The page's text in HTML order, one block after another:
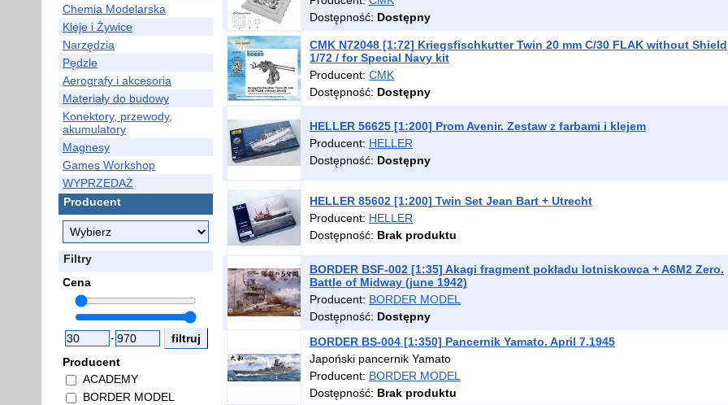
Chemia Modelarska
Kleje i Żywice
Narzędzia
Pędzle
Aerografy i akcesoria
Materiały do budowy
Konektory, przewody,
akumulatory
Magnesy
Games Workshop
WYPRZEDAŻ
Producent
Filtry
Cena
-
Producent
ACADEMY
BORDER MODEL
Dostępność: Dostępny
CMK N72048 [1:72] Kriegsfischkutter Twin 20 mm C/30 FLAK without Shield
1/72 / for Special Navy kit
Producent: CMK
Dostępność: Dostępny
HELLER 56625 [1:200] Prom Avenir. Zestaw z farbami i klejem
Producent: HELLER
Dostępność: Dostępny
HELLER 85602 [1:200] Twin Set Jean Bart + Utrecht
Producent: HELLER
Dostępność: Brak produktu
BORDER BSF-002 [1:35] Akagi fragment pokładu lotniskowca + A6M2 Zero.
Battle of Midway (june 1942)
Producent: BORDER MODEL
Dostępność: Dostępny
BORDER BS-004 [1:350] Pancernik Yamato. April 7.1945
Japoński pancernik Yamato
Producent: BORDER MODEL
Dostępność: Brak produktu